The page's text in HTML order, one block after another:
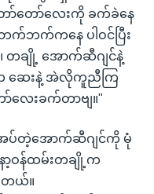
ာ်တော်လေးကို ခက်ခဲနေ
ဘက်ကနေ ပါဝင်ပြီး
ချို့ အောက်ဆီဂျင်နဲ့
က ဆေးနဲ့ အဲလိုကူညီကြ
ေးခက်တာဗျ။"
တဲ့အောက်ဆီဂျင်ကို မုံ
ာ့ဝန်ထမ်းတချို့က
တယ်။